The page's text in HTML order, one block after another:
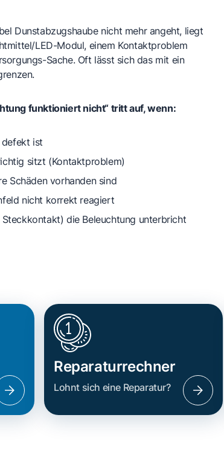
Dunstabzugshaube nicht mehr angeht, liegt
LED-Modul, einem Kontaktproblem
Sache. Oft lässt sich das mit ein
funktioniert nicht“ tritt auf, wenn:
defekt ist
sitzt (Kontaktproblem)
Schädenvorhanden sind
nicht korrekt reagiert
Steckkontakt) die Beleuchtung unterbricht
Reparaturrechner
Lohnt sich eine Reparatur?